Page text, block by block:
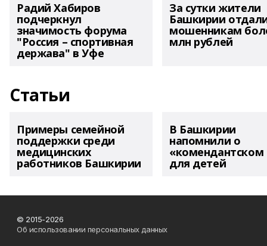
Радий Хабиров
подчеркнул
значимость форума
"Россия – спортивная
держава" в Уфе
За сутки жители
Башкирии
мошенникам
млн рублей
Статьи
Примеры семейной
поддержки среди
медицинских
работников Башкирии
В Башкирии
напомнили о
«комендантском
для детей
© 2015-2026
Об использовании персональных данных